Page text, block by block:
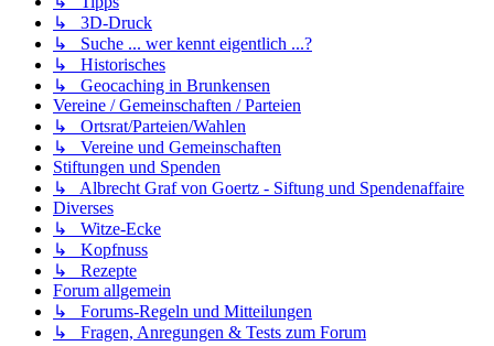
↳ 3D-Druck
↳ Suche ... wer kennt eigentlich ...?
↳ Historisches
↳ Geocaching in Brunkensen
Vereine / Gemeinschaften / Parteien
↳ Ortsrat/Parteien/Wahlen
↳ Vereine und Gemeinschaften
Stiftungen und Spenden
↳ Albrecht Graf von Goertz - Siftung und Spendenaffaire
Diverses
↳ Witze-Ecke
↳ Kopfnuss
↳ Rezepte
Forum allgemein
↳ Forums-Regeln und Mitteilungen
↳ Fragen, Anregungen & Tests zum Forum